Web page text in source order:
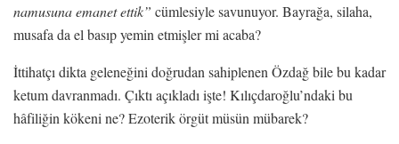
namusuna emanet ettik” cümlesiyle savunuyor. Bayrağa, silaha,
musafa da el basıp yemin etmişler mi acaba?
İttihatçı dikta geleneğini doğrudan sahiplenen Özdağ bile bu kadar
ketum davranmadı. Çıktı açıkladı işte! Kılıçdaroğlu’ndaki bu
hâfiliğin kökeni ne? Ezoterik örgüt müsün mübarek?